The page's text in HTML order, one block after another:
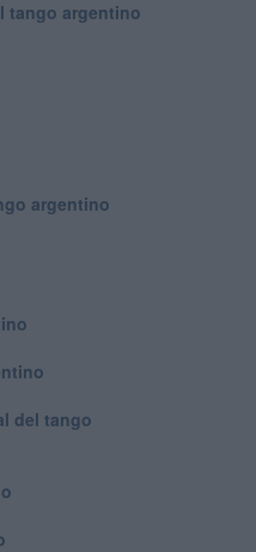
tango argentino
argentino
del tango